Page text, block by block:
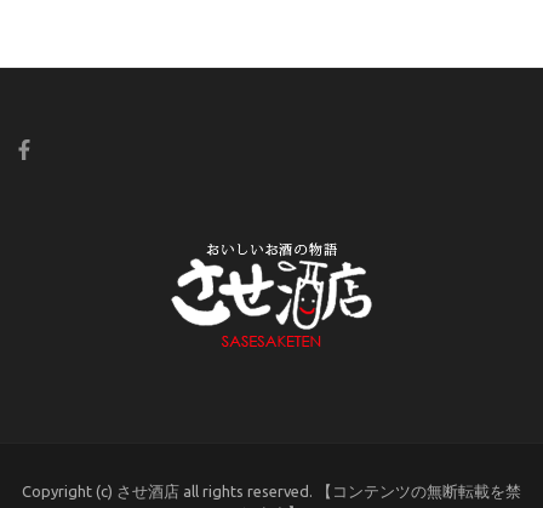
Copyright (c) させ酒店 all rights reserved. 【コンテンツの無断転載を禁